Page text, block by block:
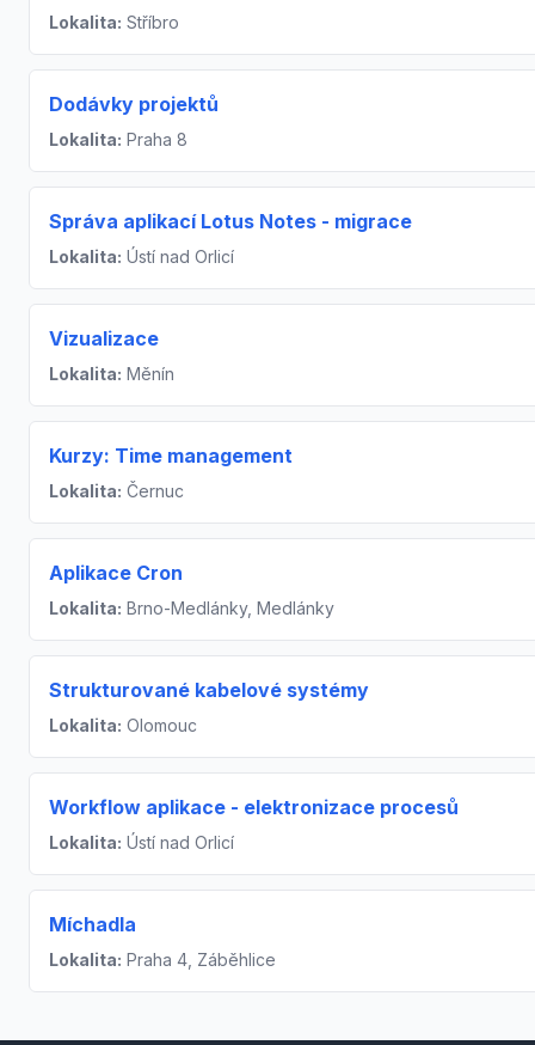
Lokalita: Stříbro
Dodávky projektů
Lokalita: Praha 8
Správa aplikací Lotus Notes - migrace
Lokalita: Ústí nad Orlicí
Vizualizace
Lokalita: Měnín
Kurzy: Time management
Lokalita: Černuc
Aplikace Cron
Lokalita: Brno-Medlánky, Medlánky
Strukturované kabelové systémy
Lokalita: Olomouc
Workflow aplikace - elektronizace procesů
Lokalita: Ústí nad Orlicí
Míchadla
Lokalita: Praha 4, Záběhlice